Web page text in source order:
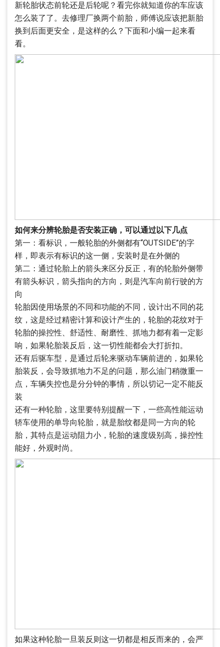
新轮胎状态前轮还是后轮呢？看完你就知道你的车应该
怎么装了了。去修理厂换两个前胎，师傅说应该把新胎
换到后面更安全，是这样的么？下面和小编一起来看
看。
如何来分辨轮胎是否安装正确，可以通过以下几点
第一：看标识，一般轮胎的外侧都有“OUTSIDE”的字
样，即表示有标识的这一侧，安装时是在外侧的
第二：通过轮胎上的箭头来区分反正，有的轮胎外侧带
有箭头标识，箭头指向的方向，则是汽车向前行驶的方
向
轮胎因使用场景的不同和功能的不同，设计出不同的花
纹，这是经过精密计算和设计产生的，轮胎的花纹对于
轮胎的操控性、舒适性、耐磨性、抓地力都有着一定影
响，如果轮胎装反后，这一切性能都会大打折扣。
还有后驱车型，是通过后轮来驱动车辆前进的，如果轮
胎装反，会导致抓地力不足的问题，那么油门稍微重一
点，车辆失控也是分分钟的事情，所以切记一定不能反
装
还有一种轮胎，这里要特别提醒一下，一些高性能运动
轿车使用的单导向轮胎，就是胎纹都是同一方向的轮
胎，其特点是运动阻力小，轮胎的速度级别高，操控性
能好，外观时尚。
如果这种轮胎一旦装反则这一切都是相反而来的，会严